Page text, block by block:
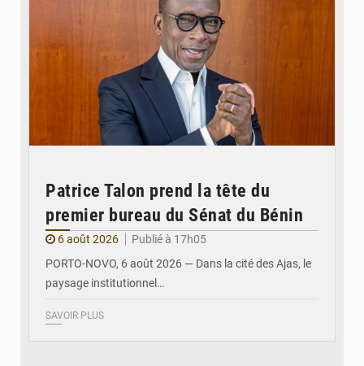
Patrice Talon prend la tête du
premier bureau du Sénat du Bénin
6 août 2026
Publié à 17h05
PORTO-NOVO, 6 août 2026 — Dans la cité des Ajas, le
paysage institutionnel…
SAVOIR PLUS